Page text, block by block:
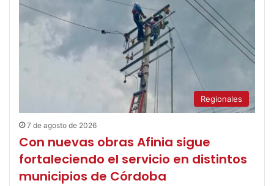
Regionales
7 de agosto de 2026
Con nuevas obras Afinia sigue
fortaleciendo el servicio en distintos
municipios de Córdoba